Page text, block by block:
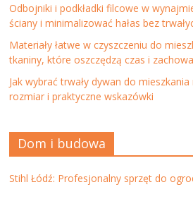
Odbojniki i podkładki filcowe w
ściany i minimalizować hałas bez
Materiały łatwe w czyszczeniu do
tkaniny, które oszczędzą czas i
Jak wybrać trwały dywan do
rozmiar i praktyczne wskazówki
Dom i budowa
Stihl Łódź: Profesjonalny sprzęt do